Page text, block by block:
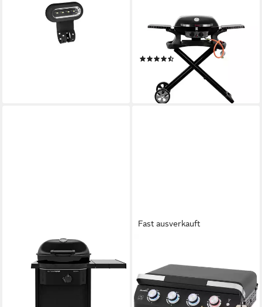
Grilllampe Grillleuchte LED
Beleuchtung, LED, dimmbar
lieferbar - in 3-4 Werktagen bei dir
Gasgrill mit Grilltisch für
Balkon, Camping, Tragbarer
Tisch Gasgrill mit Grilltisch
(9)
16,89 €mtl. in 12 Raten
lieferbar - in 3-4 Werktagen bei dir
OUTDOORCHEF
Gasgrill Outdoorchef Davos
570 G Gas-Grillstation
699,00 €
Fast ausverkauft
Palo 4-Brenner Plus,
Gasplancha Grillplatte mit
Deckel, 4 Brenner,